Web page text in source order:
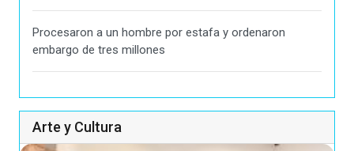
Procesaron a un hombre por estafa y ordenaron
embargo de tres millones
Arte y Cultura